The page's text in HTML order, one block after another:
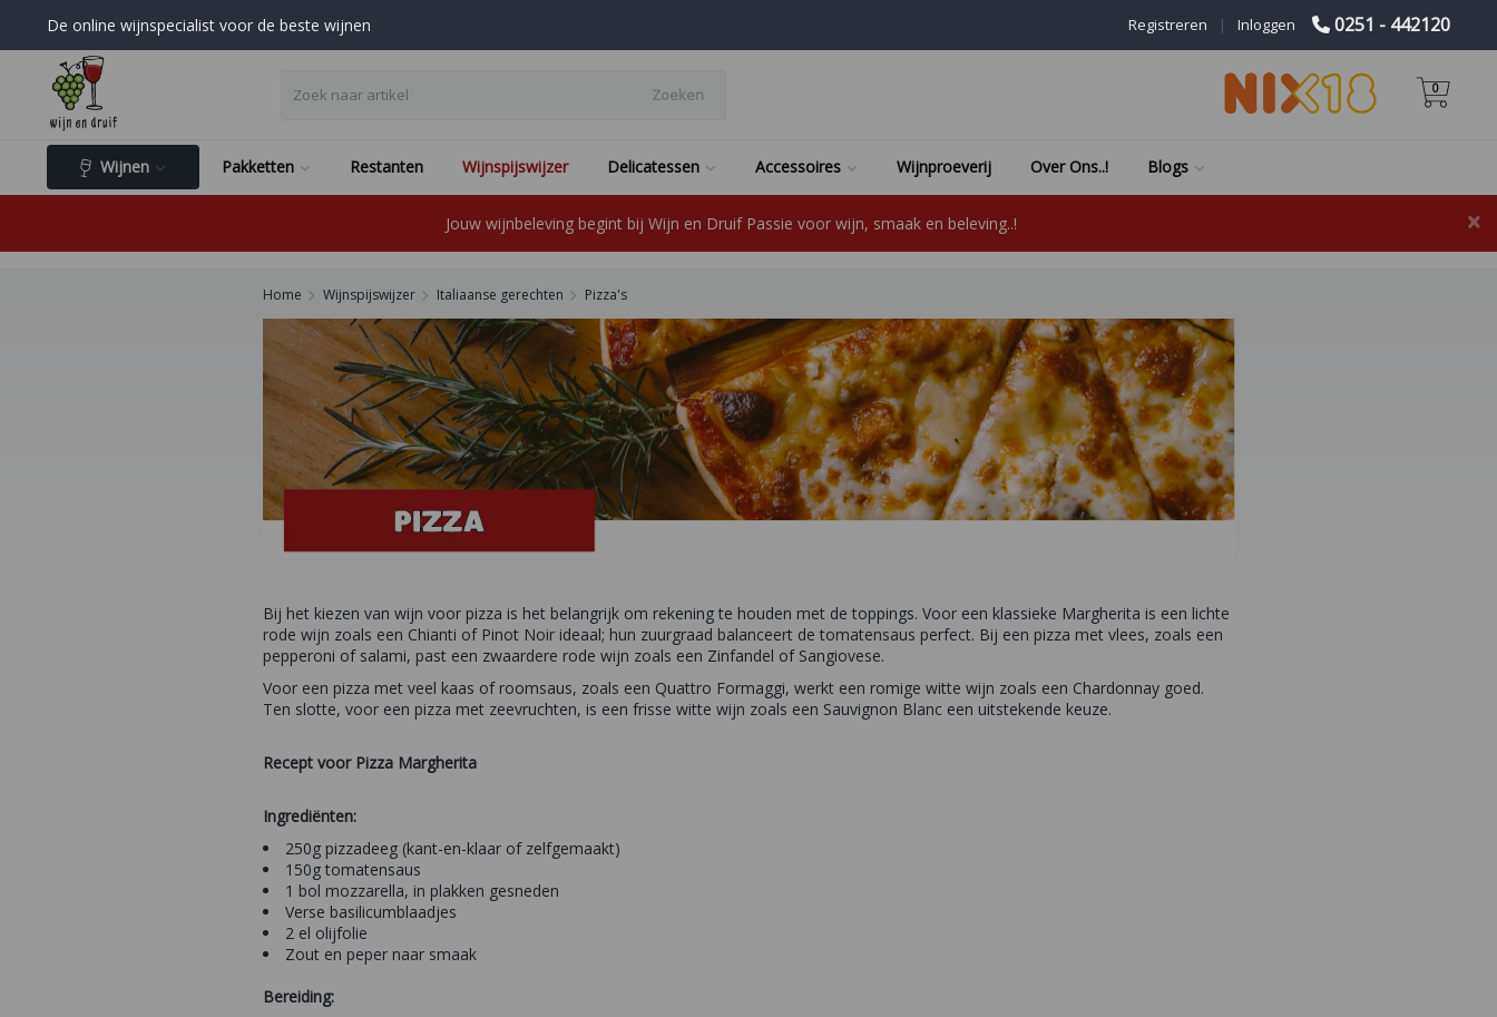
De online wijnspecialist voor de beste wijnen 0251 - 442120
Inloggen
|
Registreren
Zoeken 0
Wijnen Pakketten Restanten Wijnspijswijzer Delicatessen Accessoires Wijnproeverij Over Ons..! Blogs
Jouw wijnbeleving begint bij Wijn en Druif Passie voor wijn, smaak en beleving..! ×
Home Wijnspijswijzer Italiaanse gerechten Pizza's
Bij het kiezen van wijn voor pizza is het belangrijk om rekening te houden met de toppings. Voor een klassieke Margherita is een lichte
rode wijn zoals een Chianti of Pinot Noir ideaal; hun zuurgraad balanceert de tomatensaus perfect. Bij een pizza met vlees, zoals een
pepperoni of salami, past een zwaardere rode wijn zoals een Zinfandel of Sangiovese.
Voor een pizza met veel kaas of roomsaus, zoals een Quattro Formaggi, werkt een romige witte wijn zoals een Chardonnay goed.
Ten slotte, voor een pizza met zeevruchten, is een frisse witte wijn zoals een Sauvignon Blanc een uitstekende keuze.
Recept voor Pizza Margherita
Ingrediënten:
250g pizzadeeg (kant-en-klaar of zelfgemaakt)
150g tomatensaus
1 bol mozzarella, in plakken gesneden
Verse basilicumblaadjes
2 el olijfolie
Zout en peper naar smaak
Bereiding: